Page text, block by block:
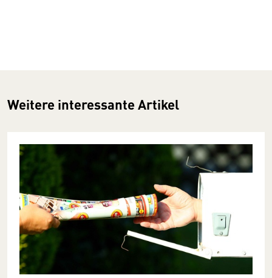
Weitere interessante Artikel